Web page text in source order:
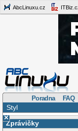
AbcLinuxu.cz
Poradna FAQ
Styl
×
Zprávičky